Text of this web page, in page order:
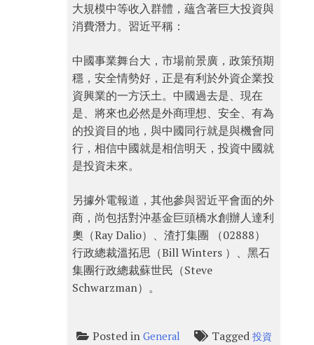
大規模中等收入群體，蘊含著巨大投資與
消費潛力。習近平稱：
中國事業舞台大，市場前景廣，政策預期
穩，安全情勢好，正是有利於外資企業投
資興業的一方沃土。中國過去是、現在
是、將來也必然是外商理想、安全、有為
的投資目的地，與中國同行就是與機會同
行，相信中國就是相信明天，投資中國就
是投資未來。
另據外電報道，其他參與習近平會面的外
商，尚包括對沖基金巨頭橋水創辦人達利
奧（Ray Dalio）、渣打集團 （02888）
行政總裁溫拓思（Bill Winters ）、黑石
集團行政總裁蘇世民（Steve
Schwarzman）。
Posted in General Tagged 投資